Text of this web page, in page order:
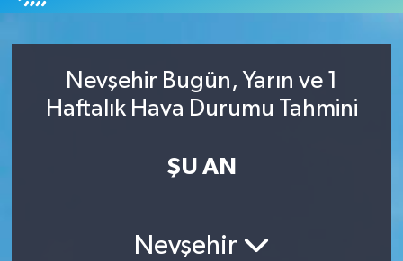
Nevşehir Bugün, Yarın ve 1
Haftalık Hava Durumu Tahmini
ŞU AN
Nevşehir